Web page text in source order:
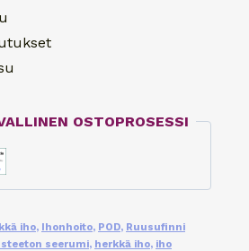
OSTOPROSESSI
iho, Ihonhoito, POD, Ruusufinni
seerumi, herkkä iho, iho